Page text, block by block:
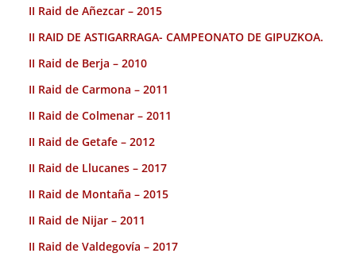
II Raid de Añezcar – 2015
II RAID DE ASTIGARRAGA- CAMPEONATO DE GIPUZKOA.
II Raid de Berja – 2010
II Raid de Carmona – 2011
II Raid de Colmenar – 2011
II Raid de Getafe – 2012
II Raid de Llucanes – 2017
II Raid de Montaña – 2015
II Raid de Nijar – 2011
II Raid de Valdegovía – 2017